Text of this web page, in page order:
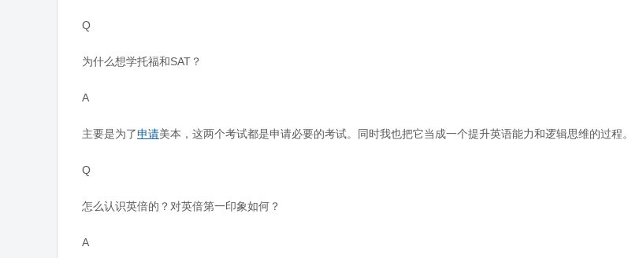
Q
为什么想学托福和SAT？
A
主要是为了申请美本，这两个考试都是申请必要的考试。同时我也把它当成一个提升英语能力和逻辑思维的过程。
Q
怎么认识英倍的？对英倍第一印象如何？
A